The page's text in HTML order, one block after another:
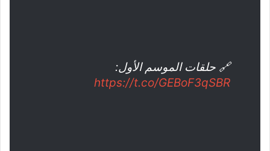
🔗 حلقات الموسم الأول:
https://t.co/GEBoF3qSBR